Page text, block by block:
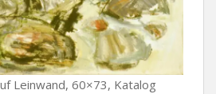
Leinwand, 60×73, Katalog